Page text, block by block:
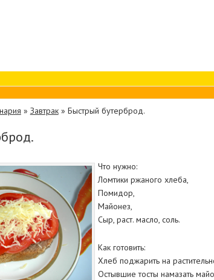
» Завтрак» Быстрый бутерброд.
Что нужно:
Ломтики ржаного хлеба,
Помидор,
Майонез,
Сыр, раст. масло, соль.
Как готовить:
Хлеб поджарить на
Остывшие тосты намазать